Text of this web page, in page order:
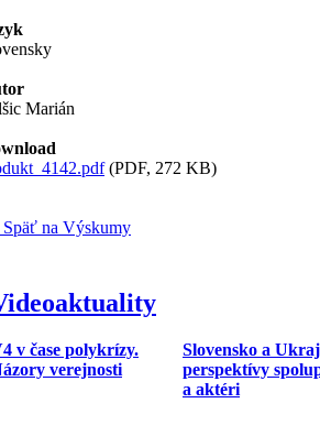
Marián
(PDF, 272 KB)
na Výskumy
v čase polykrízy.
verejnosti
Slovensko a
perspektívy
a aktéri